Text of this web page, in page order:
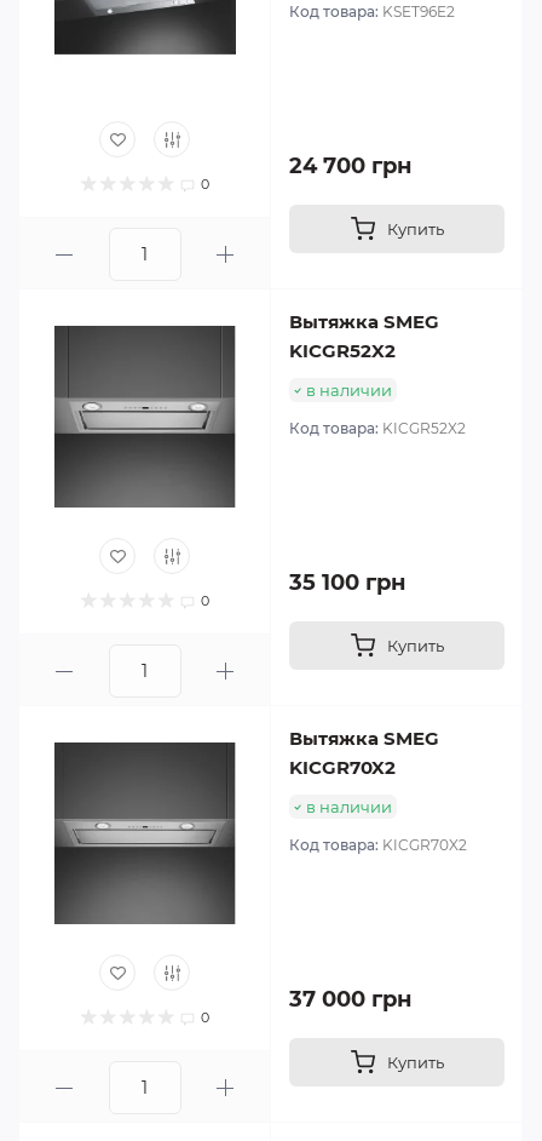
0
Код товара: KSET96E2
24 700 грн
Купить
0
Вытяжка SMEG
KICGR52X2
в наличии
Код товара: KICGR52X2
35 100 грн
Купить
0
Вытяжка SMEG
KICGR70X2
в наличии
Код товара: KICGR70X2
37 000 грн
Купить